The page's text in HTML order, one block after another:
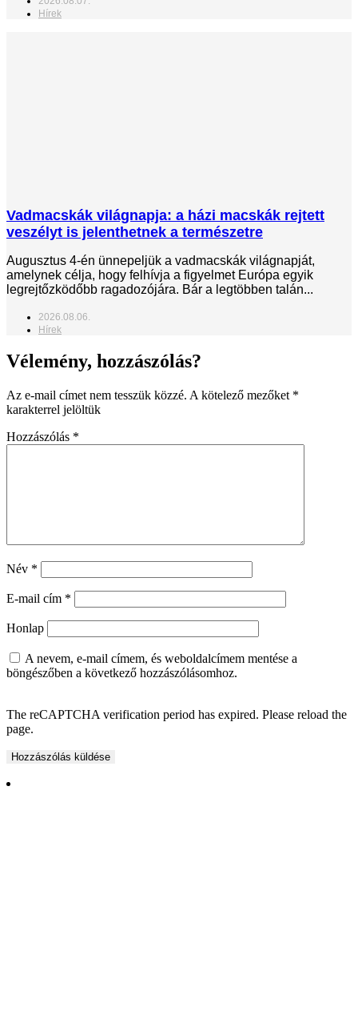
Hírek
Vadmacskák világnapja: a házi macskák rejtett
veszélyt is jelenthetnek a természetre
Augusztus 4-én ünnepeljük a vadmacskák világnapját,
amelynek célja, hogy felhívja a figyelmet Európa egyik
legrejtőzködőbb ragadozójára. Bár a legtöbben talán...
2026.08.06.
Hírek
Vélemény, hozzászólás?
Az e-mail címet nem tesszük közzé. A kötelező mezőket *
karakterrel jelöltük
Hozzászólás *
Név *
E-mail cím *
Honlap
A nevem, e-mail címem, és weboldalcímem mentése a
böngészőben a következő hozzászólásomhoz.
The reCAPTCHA verification period has expired. Please reload the
page.